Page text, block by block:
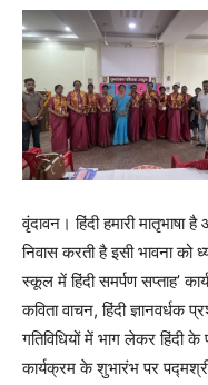
वृंदावन। हिंदी हमारी
निवास करती है इसी भावना को
स्कूल में हिंदी समर्पण सप्ताह’
कविता वाचन, हिंदी ज्ञानवर्धक
गतिविधियों में भाग लेकर हिंदी के
कार्यक्रम के शुभारंभ पर